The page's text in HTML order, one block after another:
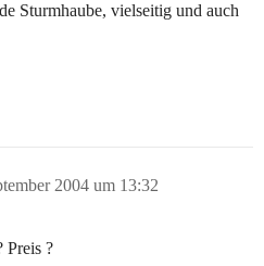
Sturmhaube, vielseitig und auch
2004 um 13:32
Preis ?